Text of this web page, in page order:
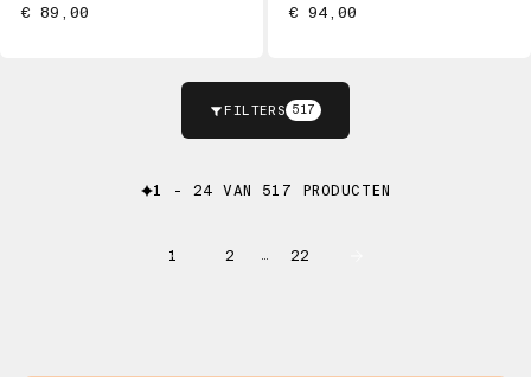
€ 89,00 € 94,00
FILTERS 517
1 - 24 VAN 517 PRODUCTEN
1 2 … 22